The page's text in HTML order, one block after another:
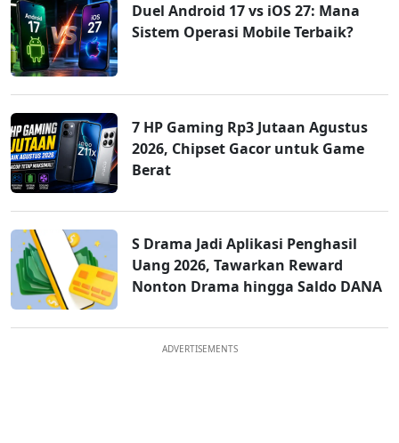
Duel Android 17 vs iOS 27: Mana
Sistem Operasi Mobile Terbaik?
7 HP Gaming Rp3 Jutaan Agustus
2026, Chipset Gacor untuk Game
Berat
S Drama Jadi Aplikasi Penghasil
Uang 2026, Tawarkan Reward
Nonton Drama hingga Saldo DANA
ADVERTISEMENTS